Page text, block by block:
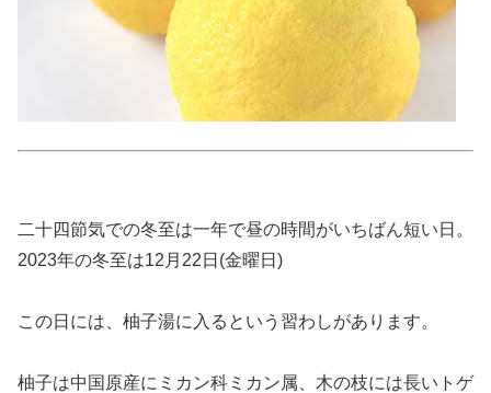
二十四節気での冬至は一年で昼の時間がいちばん短い日。
2023年の冬至は12月22日(金曜日)
この日には、柚子湯に入るという習わしがあります。
柚子は中国原産にミカン科ミカン属、木の枝には長いトゲ